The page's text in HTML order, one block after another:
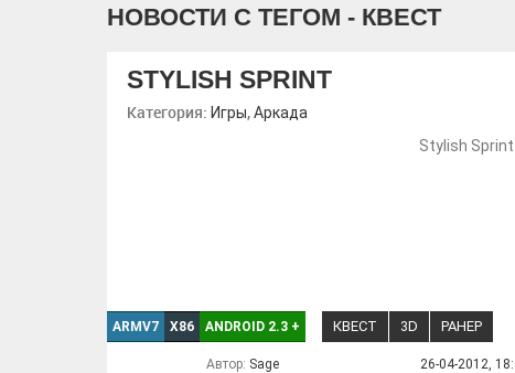
НОВОСТИ С ТЕГОМ - КВЕСТ
STYLISH SPRINT
Категория: Игры,Аркада
Stylish
ARMV7 X86 ANDROID 2.3 + КВЕСТ 3D РАНЕР
Автор: Sage 26-04-2012,